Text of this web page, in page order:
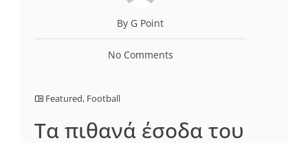
By G Point
No Comments
Featured, Football
Tα πιθανά έσοδα του